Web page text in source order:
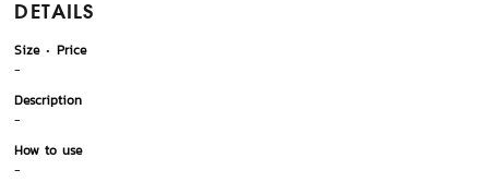
DETAILS
Size
Price
-
Description
-
How to use
-